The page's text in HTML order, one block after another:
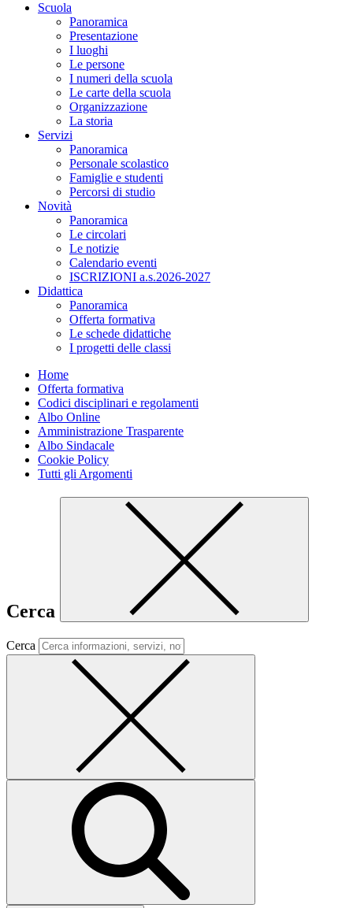
Scuola
Panoramica
Presentazione
I luoghi
Le persone
I numeri della scuola
Le carte della scuola
Organizzazione
La storia
Servizi
Panoramica
Personale scolastico
Famiglie e studenti
Percorsi di studio
Novità
Panoramica
Le circolari
Le notizie
Calendario eventi
ISCRIZIONI a.s.2026-2027
Didattica
Panoramica
Offerta formativa
Le schede didattiche
I progetti delle classi
Home
Offerta formativa
Codici disciplinari e regolamenti
Albo Online
Amministrazione Trasparente
Albo Sindacale
Cookie Policy
Tutti gli Argomenti
Cerca
Cerca